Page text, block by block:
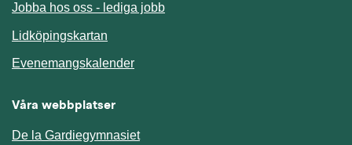
Jobba hos oss - lediga jobb
Lidköpingskartan
EvenemangskalenderLänk till annan webbplats.
Våra webbplatser
De la Gardiegymnasiet